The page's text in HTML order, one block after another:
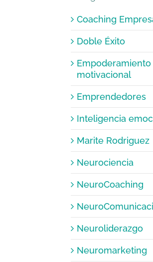
Coaching
Doble Éxito
Empoderamiento
motivacional
Emprendedores
Inteligencia
Marite Rodriguez
Neurociencia
NeuroCoaching
Neuroliderazgo
Neuromarketing